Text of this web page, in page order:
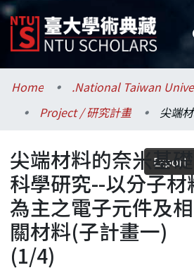
Communities & Collections
Research Outputs
Fundings & Projects
Researchers
Organizations
Statistics
Home
Project / 研究計畫
Export
尖端材料的奈米基礎
科學研究--以分子材
為主之電子元件及相
關材料(子計畫一)
(1/4)